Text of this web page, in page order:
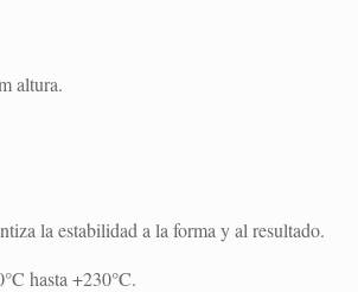
altura.
la estabilidad a la forma y al resultado.
hasta +230°C.